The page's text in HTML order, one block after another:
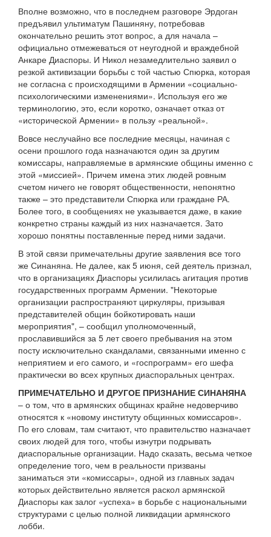
Вполне возможно, что в последнем разговоре Эрдоган
предъявил ультиматум Пашиняну, потребовав
окончательно решить этот вопрос, а для начала –
официально отмежеваться от неугодной и враждебной
Анкаре Диаспоры. И Никол незамедлительно заявил о
резкой активизации борьбы с той частью Спюрка, которая
не согласна с происходящими в Армении «социально-
психологическими изменениями». Используя его же
терминологию, это, если коротко, означает отказ от
«исторической Армении» в пользу «реальной».
Вовсе неслучайно все последние месяцы, начиная с
осени прошлого года назначаются один за другим
комиссары, направляемые в армянские общины именно с
этой «миссией». Причем имена этих людей ровным
счетом ничего не говорят общественности, непонятно
также – это представители Спюрка или граждане РА.
Более того, в сообщениях не указывается даже, в какие
конкретно страны каждый из них назначается. Зато
хорошо понятны поставленные перед ними задачи.
В этой связи примечательны другие заявления все того
же Синаняна. Не далее, как 5 июня, сей деятель признал,
что в организациях Диаспоры усилилась агитация против
государственных программ Армении. "Некоторые
организации распространяют циркуляры, призывая
представителей общин бойкотировать наши
мероприятия", – сообщил уполномоченный,
прославившийся за 5 лет своего пребывания на этом
посту исключительно скандалами, связанными именно с
неприятием и его самого, и «госпрограмм» его шефа
практически во всех крупных диаспоральных центрах.
ПРИМЕЧАТЕЛЬНО И ДРУГОЕ ПРИЗНАНИЕ СИНАНЯНА
– о том, что в армянских общинах крайне недоверчиво
относятся к «новому институту общинных комиссаров».
По его словам, там считают, что правительство назначает
своих людей для того, чтобы изнутри подрывать
диаспоральные организации. Надо сказать, весьма четкое
определение того, чем в реальности призваны
заниматься эти «комиссары», одной из главных задач
которых действительно является раскол армянской
Диаспоры как залог «успеха» в борьбе с национальными
структурами с целью полной ликвидации армянского
лобби.